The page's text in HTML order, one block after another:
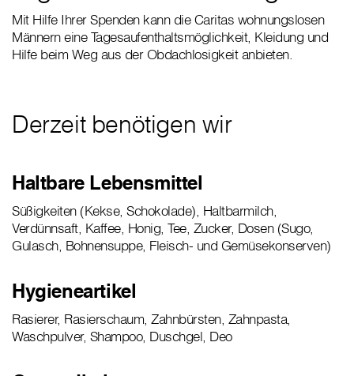
Mit Hilfe Ihrer Spenden kann die Caritas wohnungslosen
Männern eine Tagesaufenthaltsmöglichkeit, Kleidung und
Hilfe beim Weg aus der Obdachlosigkeit anbieten.
Derzeit benötigen wir
Haltbare Lebensmittel
Süßigkeiten (Kekse, Schokolade), Haltbarmilch,
Verdünnsaft, Kaffee, Honig, Tee, Zucker, Dosen (Sugo,
Gulasch, Bohnensuppe, Fleisch- und Gemüsekonserven)
Hygieneartikel
Rasierer, Rasierschaum, Zahnbürsten, Zahnpasta,
Waschpulver, Shampoo, Duschgel, Deo